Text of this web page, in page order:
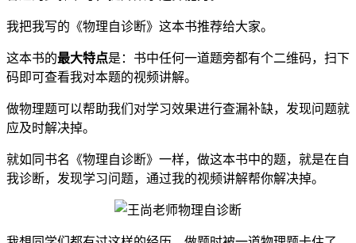
我把我写的《物理自诊断》这本书推荐给大家。
这本书的最大特点是：书中任何一道题旁都有个二维码，扫下
码即可查看我对本题的视频讲解。
做物理题可以帮助我们对学习效果进行查漏补缺，发现问题就
应及时解决掉。
就如同书名《物理自诊断》一样，做这本书中的题，就是在自
我诊断，发现学习问题，通过我的视频讲解帮你解决掉。